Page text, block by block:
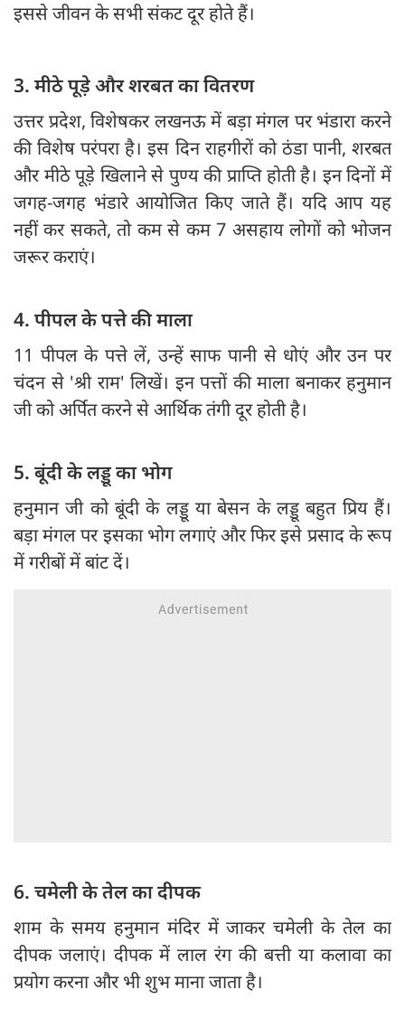
इससे जीवन के सभी संकट दूर होते हैं।
3. मीठे पूड़े और शरबत का वितरण
उत्तर प्रदेश, विशेषकर लखनऊ में बड़ा मंगल पर भंडारा करने
की विशेष परंपरा है। इस दिन राहगीरों को ठंडा पानी, शरबत
और मीठे पूड़े खिलाने से पुण्य की प्राप्ति होती है। इन दिनों में
जगह-जगह भंडारे आयोजित किए जाते हैं। यदि आप यह
नहीं कर सकते, तो कम से कम 7 असहाय लोगों को भोजन
जरूर कराएं।
4. पीपल के पत्ते की माला
11 पीपल के पत्ते लें, उन्हें साफ पानी से धोएं और उन पर
चंदन से 'श्री राम' लिखें। इन पत्तों की माला बनाकर हनुमान
जी को अर्पित करने से आर्थिक तंगी दूर होती है।
5. बूंदी के लड्डू का भोग
हनुमान जी को बूंदी के लड्डू या बेसन के लड्डू बहुत प्रिय हैं।
बड़ा मंगल पर इसका भोग लगाएं और फिर इसे प्रसाद के रूप
में गरीबों में बांट दें।
6. चमेली के तेल का दीपक
शाम के समय हनुमान मंदिर में जाकर चमेली के तेल का
दीपक जलाएं। दीपक में लाल रंग की बत्ती या कलावा का
प्रयोग करना और भी शुभ माना जाता है।